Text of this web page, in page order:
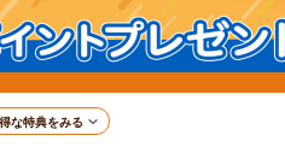
な特典をみる